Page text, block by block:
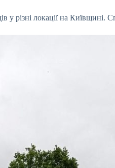
у різні локації на Київщині.